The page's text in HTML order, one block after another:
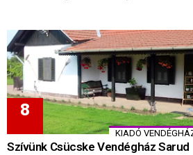
KIADÓ
Szívünk Csücske Vendégház Sarud